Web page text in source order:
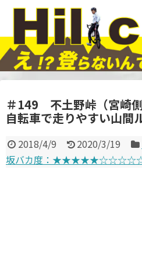
＃149 不土野峠（宮崎
自転車で走りやすい山間
2018/4/9 2020/3/19
坂バカ度：